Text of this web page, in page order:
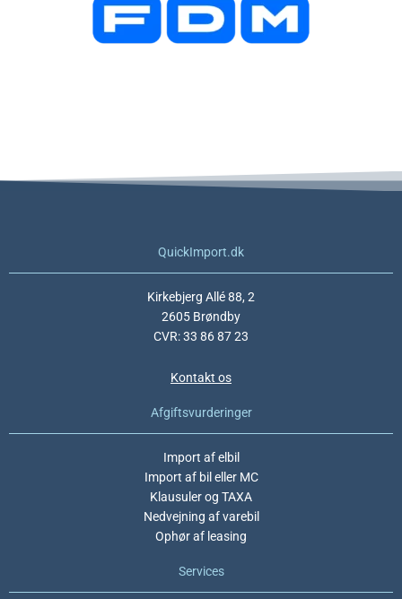
QuickImport.dk
Kirkebjerg Allé 88, 2
2605 Brøndby
CVR: 33 86 87 23
Kontakt os
Afgiftsvurderinger
Import af elbil
Import af bil eller MC
Klausuler og TAXA
Nedvejning af varebil
Ophør af leasing
Services